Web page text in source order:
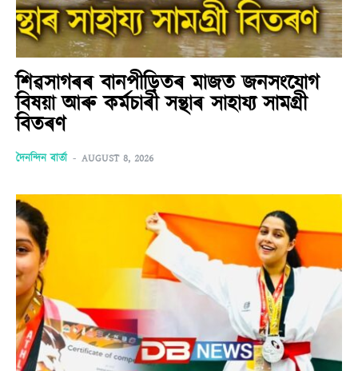
শিৱসাগৰৰ বানপীড়িতৰ মাজত জনসংযোগ
বিষয়া আৰু কৰ্মচাৰী সন্থাৰ সাহায্য সামগ্ৰী
বিতৰণ
দৈনন্দিন বাৰ্তা - AUGUST 8, 2026